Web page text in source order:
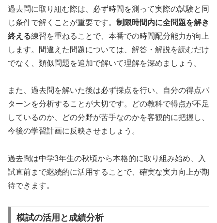
過去問に取り組む際は、必ず時間を測って実際の試験と同
じ条件で解くことが重要です。 制限時間内に全問題を解き
終える練習を重ねることで、本番での時間配分能力が向上
します。間違えた問題については、解答・解説を読むだけ
でなく、類似問題を追加で解いて理解を深めましょう。
また、過去問を解いた後は必ず採点を行い、自分の得点パ
ターンを分析することが大切です。どの教科で得点が不足
しているのか、どの分野が苦手なのかを客観的に把握し、
今後の学習計画に反映させましょう。
過去問は中学3年生の秋頃から本格的に取り組み始め、入
試直前まで継続的に活用することで、確実な実力向上が期
待できます。
模試の活用と成績分析